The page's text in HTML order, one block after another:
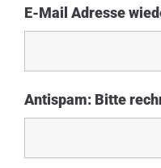
E-Mail Adresse
Antispam: Bitte